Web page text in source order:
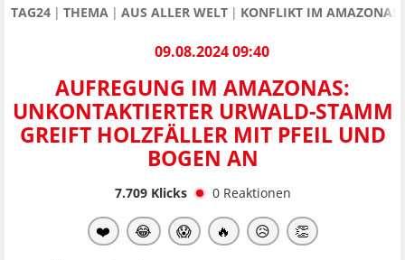
TAG24 THEMA AUS ALLER WELT KONFLIKT IM
09.08.2024 09:40
AUFREGUNG IM AMAZONAS:
UNKONTAKTIERTER URWALD-STAMM
GREIFT HOLZFÄLLER MIT PFEIL UND
BOGEN AN
7.709Klicks 0 Reaktionen
❤️ 😂 😱 🔥 😥 👏